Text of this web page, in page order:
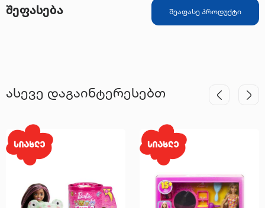
შეფასება შეაფასე პროდუქტი
ასევე დაგაინტერესებთ